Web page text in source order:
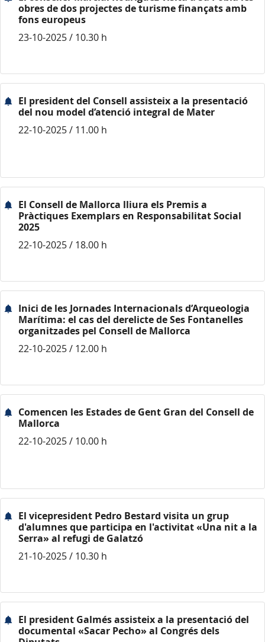
obres de dos projectes de turisme finançats amb
fons europeus
23-10-2025 / 10.30 h
El president del Consell assisteix a la presentació
del nou model d’atenció integral de Mater
22-10-2025 / 11.00 h
El Consell de Mallorca lliura els Premis a
Pràctiques Exemplars en Responsabilitat Social
2025
22-10-2025 / 18.00 h
Inici de les Jornades Internacionals d’Arqueologia
Marítima: el cas del derelicte de Ses Fontanelles
organitzades pel Consell de Mallorca
22-10-2025 / 12.00 h
Comencen les Estades de Gent Gran del Consell de
Mallorca
22-10-2025 / 10.00 h
El vicepresident Pedro Bestard visita un grup
d'alumnes que participa en l'activitat «Una nit a la
Serra» al refugi de Galatzó
21-10-2025 / 10.30 h
El president Galmés assisteix a la presentació del
documental «Sacar Pecho» al Congrés dels